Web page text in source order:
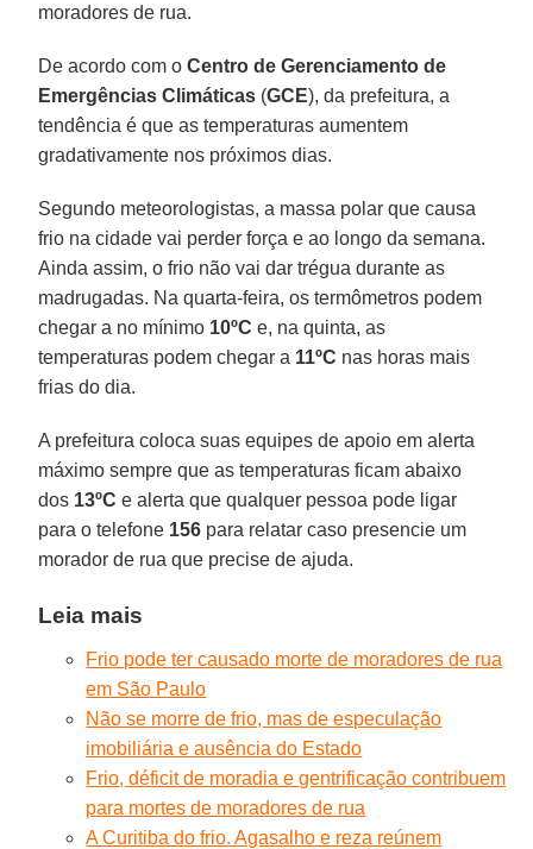
moradores de rua.
De acordo com oCentro de Gerenciamento de
Emergências Climáticas (GCE), da prefeitura, a
tendência é que as temperaturas aumentem
gradativamente nos próximos dias.
Segundo meteorologistas, a massa polar que causa
frio na cidade vai perder força e ao longo da semana.
Ainda assim, o frio não vai dar trégua durante as
madrugadas. Na quarta-feira, os termômetros podem
chegar a no mínimo 10ºC e, na quinta, as
temperaturas podem chegar a 11ºC nas horas mais
frias do dia.
A prefeitura coloca suas equipes de apoio em alerta
máximo sempre que as temperaturas ficam abaixo
dos 13ºC e alerta que qualquer pessoa pode ligar
para o telefone 156 para relatar caso presencie um
morador de rua que precise de ajuda.
Leia mais
Frio pode ter causado morte de moradores de rua
em São Paulo
Não se morre de frio, mas de especulação
imobiliária e ausência do Estado
Frio, déficit de moradia e gentrificação contribuem
para mortes de moradores de rua
A Curitiba do frio. Agasalho e reza reúnem